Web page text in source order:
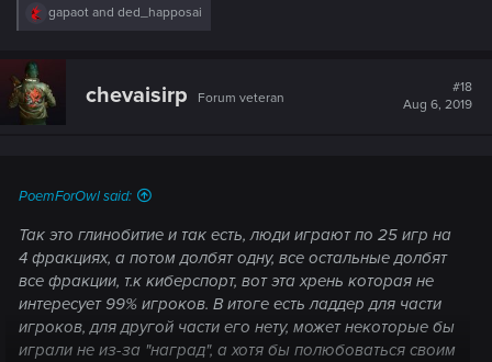
R
t
i
o
gapaot and ded_happosai
chevaisirp Forum veteran
#18
Aug 6, 2019
PoemForOwl said:
Так это глинобитие и так есть, люди играют по 25 игр на
4 фракциях, а потом долбят одну, все остальные долбят
все фракции, т.к киберспорт, вот эта хрень которая не
интересует 99% игроков. В итоге есть ладдер для части
игроков, для другой части его нету, может некоторые бы
играли не из-за "наград", а хотя бы полюбоваться своим